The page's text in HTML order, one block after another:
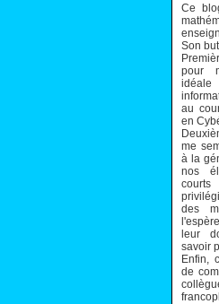
Ce
Son
pour
au
en
me
à la
nos
des
leur
savoir
Enfin,
de